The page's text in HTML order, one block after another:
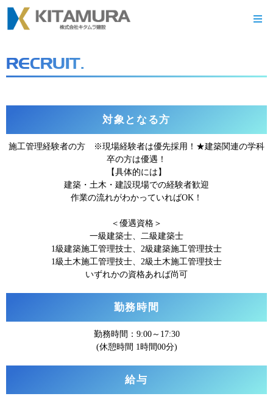
RECRUIT.
対象となる方
施工管理経験者の方 ※現場経験者は優先採用！★建築関連の学科
卒の方は優遇！
【具体的には】
建築・土木・建設現場での経験者歓迎
作業の流れがわかっていればOK！
＜優遇資格＞
一級建築士、二級建築士
1級建築施工管理技士、2級建築施工管理技士
1級土木施工管理技士、2級土木施工管理技士
いずれかの資格あれば尚可
勤務時間
勤務時間：9:00～17:30
(休憩時間 1時間00分)
給与